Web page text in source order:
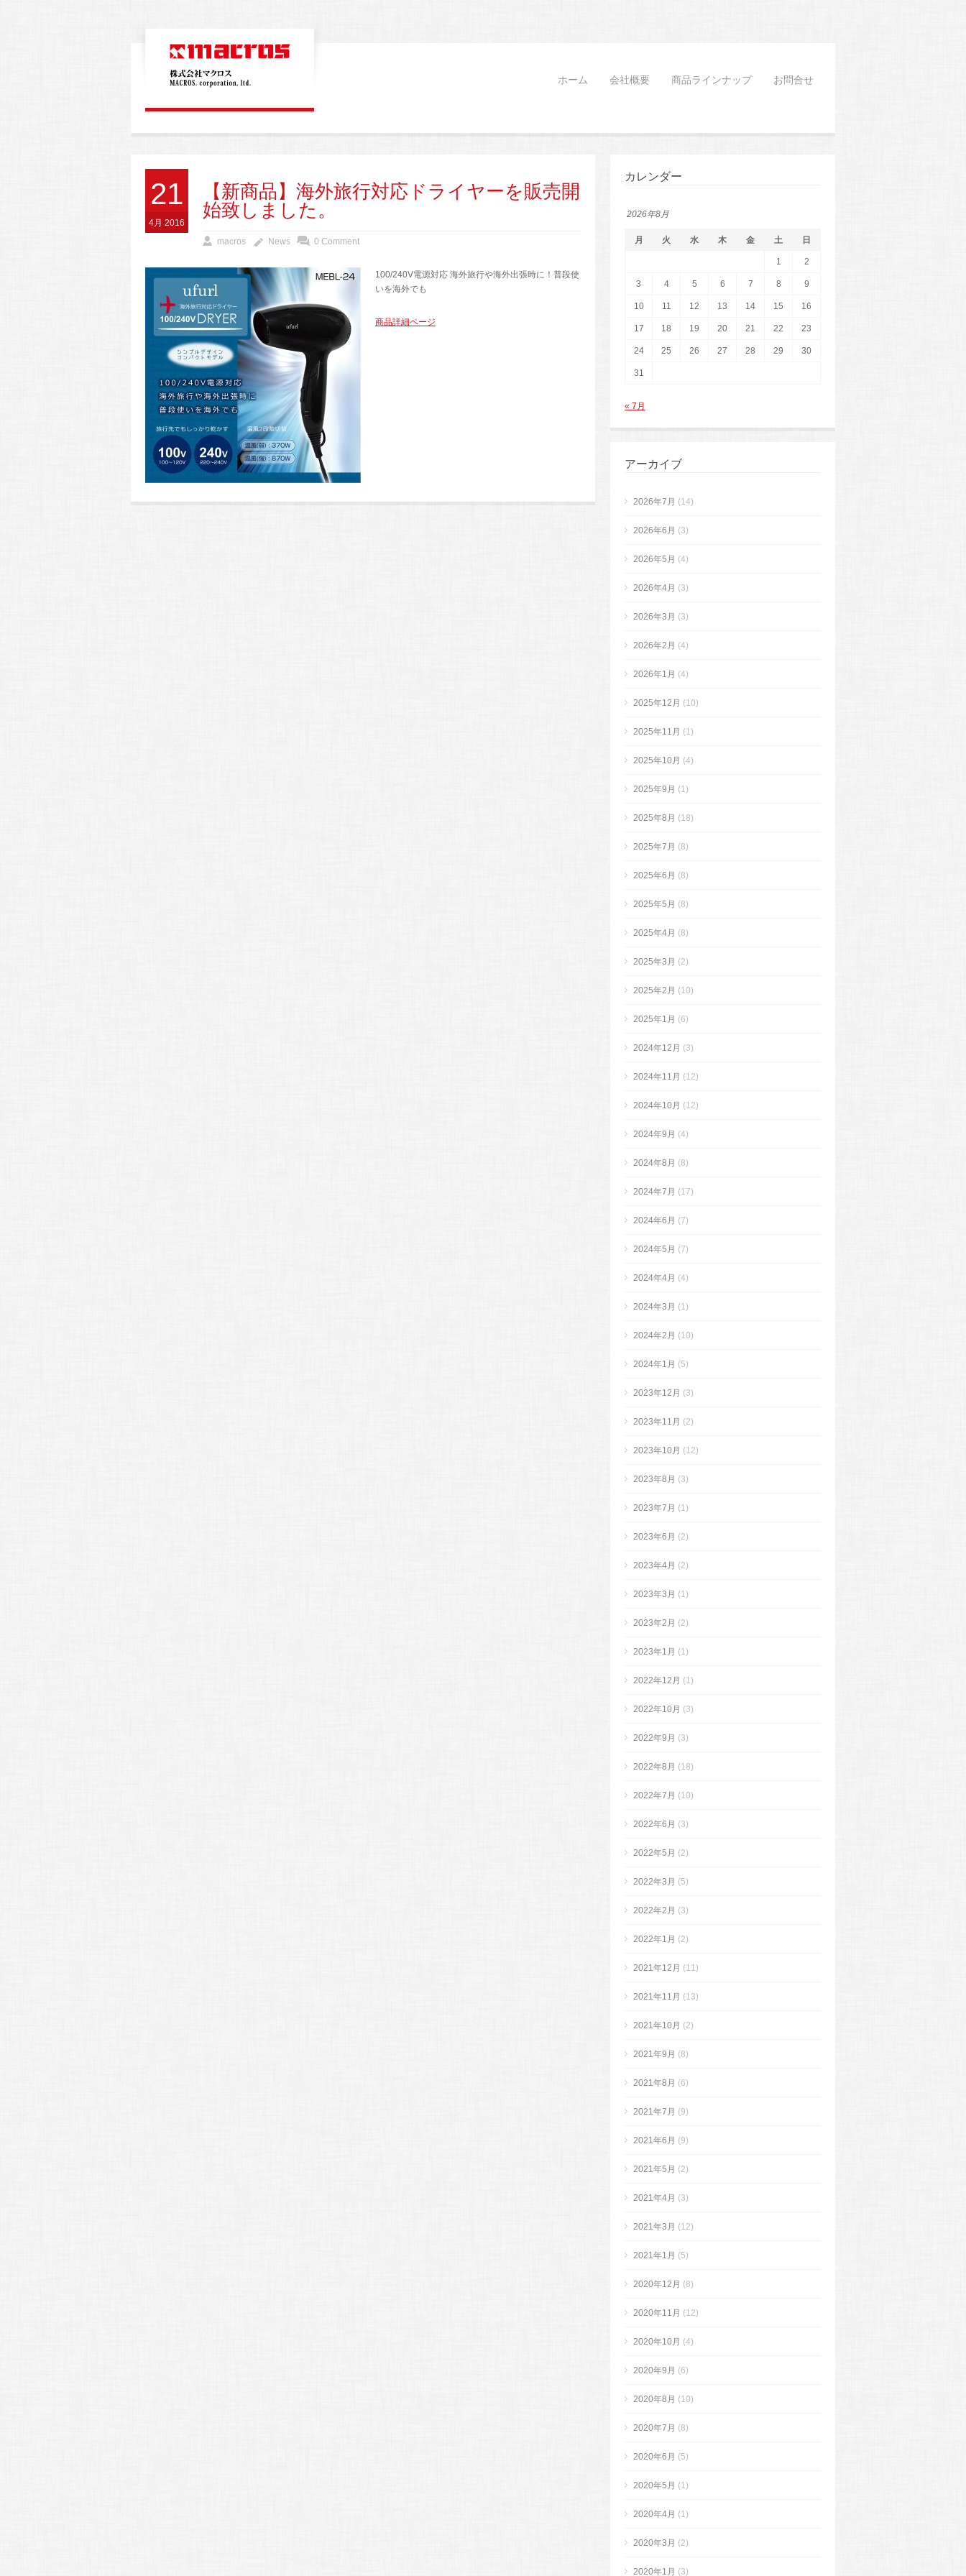
ホーム 会社概要 商品ラインナップ お問合せ
21
4月 2016
【新商品】海外旅行対応ドライヤーを販売開
始致しました。
macros News 0 Comment
100/240V電源対応 海外旅行や海外出張時に！普段使
いを海外でも
商品詳細ページ
カレンダー
2026年8月
月 火 水 木 金 土 日
1 2
3 4 5 6 7 8 9
10 11 12 13 14 15 16
17 18 19 20 21 22 23
24 25 26 27 28 29 30
31
« 7月
アーカイブ
2026年7月 (14)
2026年6月 (3)
2026年5月 (4)
2026年4月 (3)
2026年3月 (3)
2026年2月 (4)
2026年1月 (4)
2025年12月 (10)
2025年11月 (1)
2025年10月 (4)
2025年9月 (1)
2025年8月 (18)
2025年7月 (8)
2025年6月 (8)
2025年5月 (8)
2025年4月 (8)
2025年3月 (2)
2025年2月 (10)
2025年1月 (6)
2024年12月 (3)
2024年11月 (12)
2024年10月 (12)
2024年9月 (4)
2024年8月 (8)
2024年7月 (17)
2024年6月 (7)
2024年5月 (7)
2024年4月 (4)
2024年3月 (1)
2024年2月 (10)
2024年1月 (5)
2023年12月 (3)
2023年11月 (2)
2023年10月 (12)
2023年8月 (3)
2023年7月 (1)
2023年6月 (2)
2023年4月 (2)
2023年3月 (1)
2023年2月 (2)
2023年1月 (1)
2022年12月 (1)
2022年10月 (3)
2022年9月 (3)
2022年8月 (18)
2022年7月 (10)
2022年6月 (3)
2022年5月 (2)
2022年3月 (5)
2022年2月 (3)
2022年1月 (2)
2021年12月 (11)
2021年11月 (13)
2021年10月 (2)
2021年9月 (8)
2021年8月 (6)
2021年7月 (9)
2021年6月 (9)
2021年5月 (2)
2021年4月 (3)
2021年3月 (12)
2021年1月 (5)
2020年12月 (8)
2020年11月 (12)
2020年10月 (4)
2020年9月 (6)
2020年8月 (10)
2020年7月 (8)
2020年6月 (5)
2020年5月 (1)
2020年4月 (1)
2020年3月 (2)
2020年1月 (3)